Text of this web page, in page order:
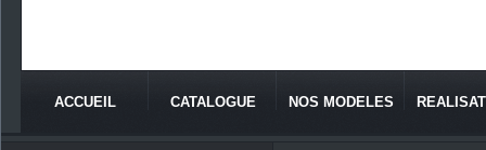
ACCUEIL CATALOGUE NOS MODELES